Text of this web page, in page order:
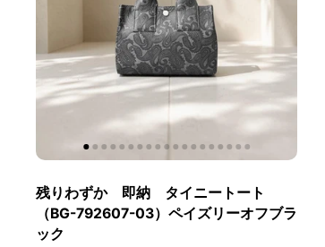
残りわずか 即納 タイニートート
（BG-792607-03）ペイズリーオフブラ
ック